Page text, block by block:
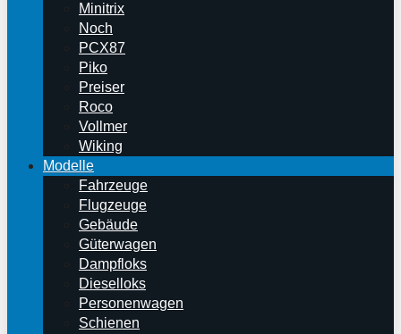
Minitrix
Noch
PCX87
Piko
Preiser
Roco
Vollmer
Wiking
Modelle
Fahrzeuge
Flugzeuge
Gebäude
Güterwagen
Dampfloks
Dieselloks
Personenwagen
Schienen